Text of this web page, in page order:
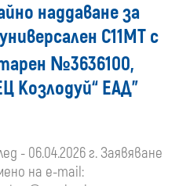
наддаване за
С11МТ с
№3636100,
Козлодуй“ ЕАД"
- 06.04.2026 г. Заявяване
на e-mail: